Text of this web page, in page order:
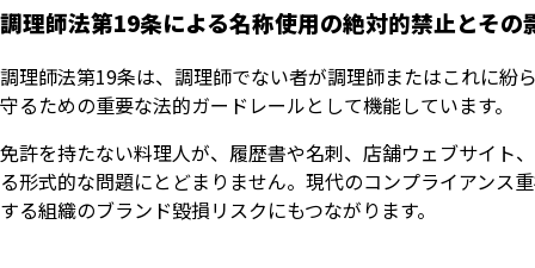
調理師法第19条による名称使用の絶対的禁止とその
調理師法第19条は、調理師でない者が調理師またはこれに紛
守るための重要な法的ガードレールとして機能しています。
免許を持たない料理人が、履歴書や名刺、店舗ウェブサイト
る形式的な問題にとどまりません。現代のコンプライアンス
する組織のブランド毀損リスクにもつながります。